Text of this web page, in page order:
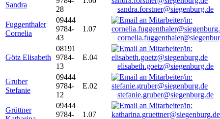
Sandra
28
sandra.forstner@siegenburg.de
Fuggenthaler
Cornelia
09444
9784-
43
1.07
Götz Elisabeth
08191
9784-
13
E.04
elisabeth.goetz@siegenburg.de
Gruber
Stefanie
09444
9784-
12
E.02
stefanie.gruber@siegenburg.de
Grüttner
09444
9784-
1.07